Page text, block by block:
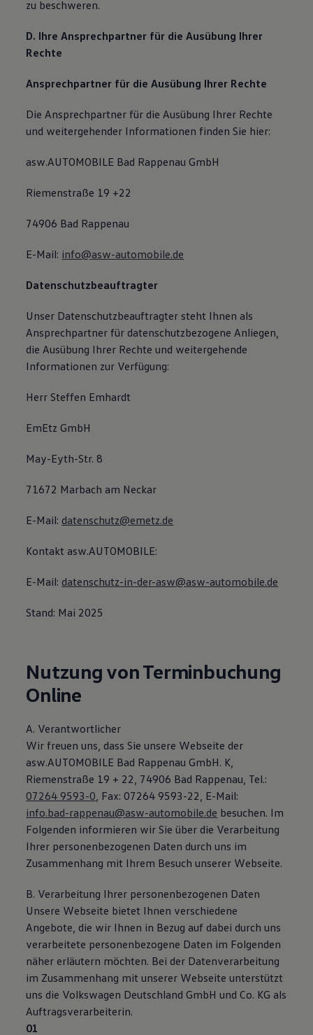
zu beschweren.
D. Ihre Ansprechpartner für die Ausübung Ihrer
Rechte
Ansprechpartner für die Ausübung Ihrer Rechte
Die Ansprechpartner für die Ausübung Ihrer Rechte
und weitergehender Informationen finden Sie hier:
asw.AUTOMOBILE Bad Rappenau GmbH
Riemenstraße 19 +22
74906 Bad Rappenau
E-Mail: info@asw-automobile.de
Datenschutzbeauftragter
Unser Datenschutzbeauftragter steht Ihnen als
Ansprechpartner für datenschutzbezogene Anliegen,
die Ausübung Ihrer Rechte und weitergehende
Informationen zur Verfügung:
Herr Steffen Emhardt
EmEtz GmbH
May-Eyth-Str. 8
71672 Marbach am Neckar
E-Mail: datenschutz@emetz.de
Kontakt asw.AUTOMOBILE:
E-Mail: datenschutz-in-der-asw@asw-automobile.de
Stand: Mai 2025
Nutzung von Terminbuchung
Online
A. Verantwortlicher
Wir freuen uns, dass Sie unsere Webseite der
asw.AUTOMOBILE Bad Rappenau GmbH. K,
Riemenstraße 19 + 22, 74906 Bad Rappenau, Tel.:
07264 9593-0, Fax: 07264 9593-22, E-Mail:
info.bad-rappenau@asw-automobile.de besuchen. Im
Folgenden informieren wir Sie über die Verarbeitung
Ihrer personenbezogenen Daten durch uns im
Zusammenhang mit Ihrem Besuch unserer Webseite.
B. Verarbeitung Ihrer personenbezogenen Daten
Unsere Webseite bietet Ihnen verschiedene
Angebote, die wir Ihnen in Bezug auf dabei durch uns
verarbeitete personenbezogene Daten im Folgenden
näher erläutern möchten. Bei der Datenverarbeitung
im Zusammenhang mit unserer Webseite unterstützt
uns die Volkswagen Deutschland GmbH und Co. KG als
Auftragsverarbeiterin.